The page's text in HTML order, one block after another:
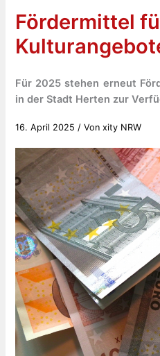
Fördermittel
Für 2025 stehen erneut
in der Stadt Herten zur
16. April 2025 / Vonxity NRW